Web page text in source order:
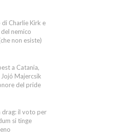
di Charlie Kirk e
nemico
non esiste)
a Catania,
Majercsik
del pride
drag: il voto per
si tinge